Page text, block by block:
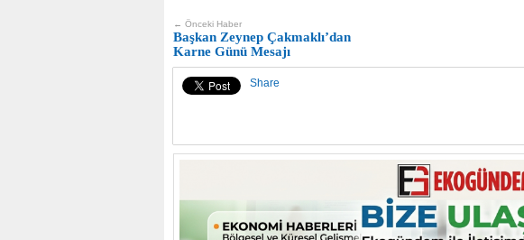
← Önceki Haber
Başkan Zeynep Çakmaklı’dan
Karne Günü Mesajı
Share